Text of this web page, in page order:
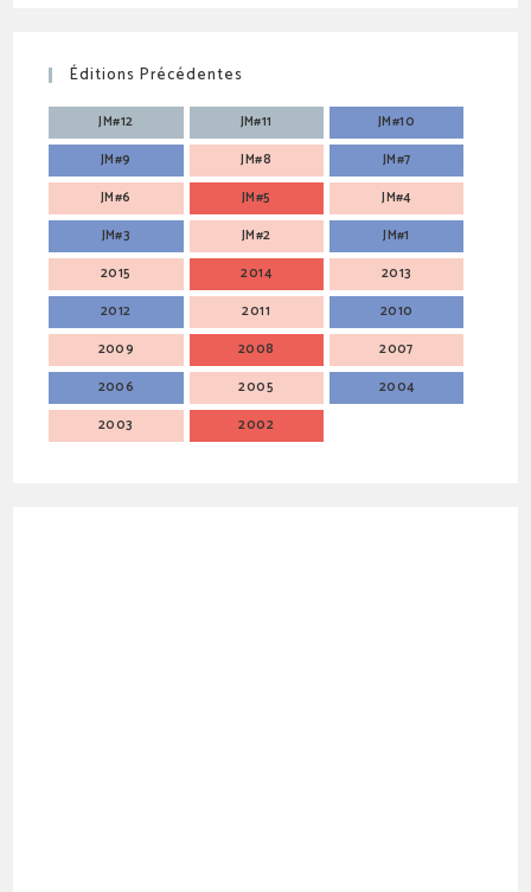
Éditions Précédentes
JM#12 JM#11
JM#10
JM#9
JM#8
JM#7
JM#6
JM#5
JM#4
JM#3
JM#2
JM#1
2015
2014
2013
2012
2011
2010
2009
2008
2007
2006
2005
2004
2003
2002